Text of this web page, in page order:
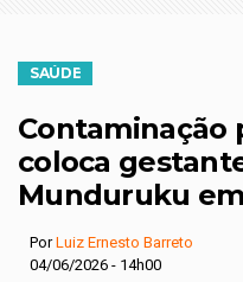
SAÚDE
Contaminação
coloca
Munduruku
PorLuiz Ernesto Barreto
04/06/2026 - 14h00